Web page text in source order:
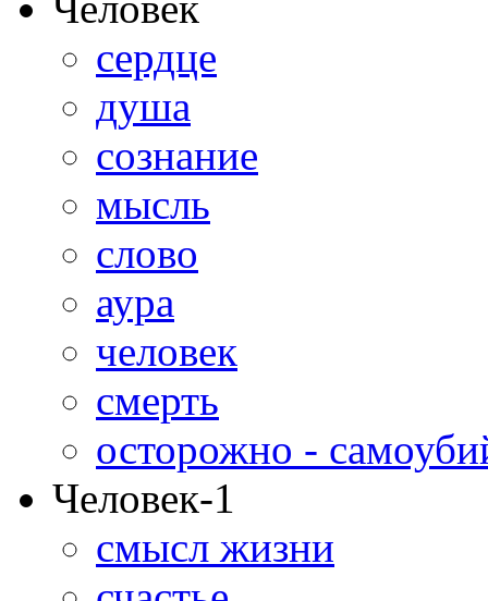
сердце
душа
сознание
мысль
слово
аура
человек
смерть
осторожно -
Человек-1
смысл жизни